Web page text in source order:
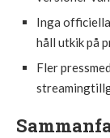
Inga
håll utkik på
Fler